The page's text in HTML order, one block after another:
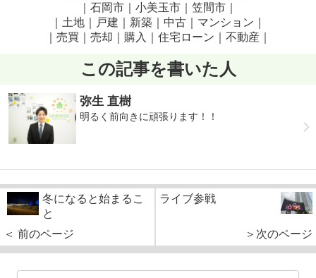
｜石岡市｜小美玉市｜笠間市
｜土地｜戸建｜新築｜中古｜マンション｜
｜売買｜売却｜購入｜住宅ローン｜不動産｜
この記事を書いた人
弥生 直樹
明るく前向きに頑張ります！！
冬になると始まるこ
と
＜ 前のページ
ライブ参戦
＞次のページ